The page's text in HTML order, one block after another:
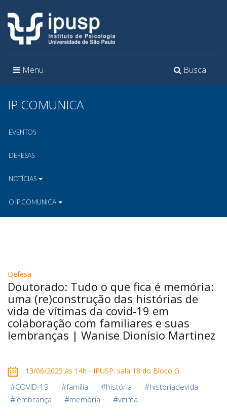
Toggle
Busca
Toggle
Menu
IP COMUNICA
EVENTOS
DEFESAS
NOTÍCIAS
O IP COMUNICA
Defesa
Doutorado: Tudo o que fica é memória:
uma (re)construção das histórias de
vida de vítimas da covid-19 em
colaboração com familiares e suas
lembranças | Wanise Dionísio Martinez
13/06/2025 às 14h - IPUSP: sala 18 do Bloco G
#COVID-19 #família #história #historiadevida
#lembrança #memória #vitima